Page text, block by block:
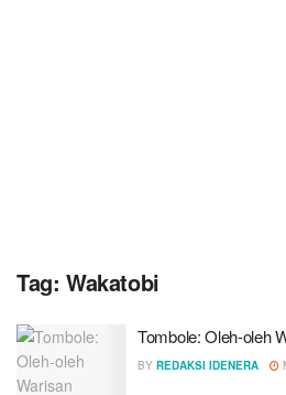
Tag: Wakatobi
Tombole: Oleh-oleh
BY REDAKSI IDENERA